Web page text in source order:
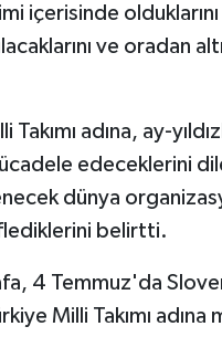
içerisinde
ve oradan
adına, ay-
edeceklerini
dünya
belirtti.
4 Temmuz'da
Milli Takımı